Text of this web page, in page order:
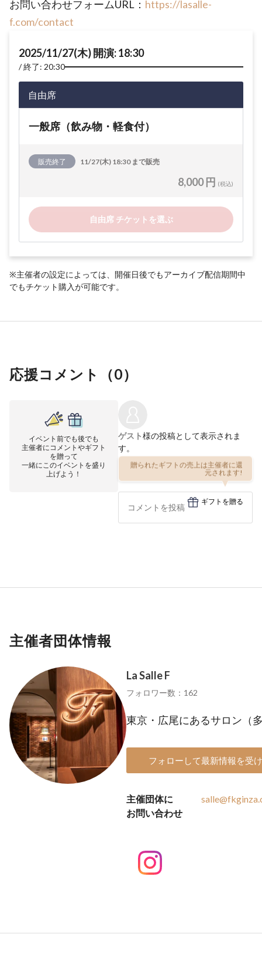
お問い合わせフォームURL： https://lasalle-
f.com/contact
2025/11/27(木) 開演: 18:30
終了: 20:30
自由席
一般席（飲み物・軽食付）
販売終了 11/27(木) 18:30 まで販売
8,000 円 (税込)
自由席 チケットを選ぶ
※主催者の設定によっては、開催日後でもアーカイブ配信期間中
でもチケット購入が可能です。
応援コメント（0）
イベント前でも後でも
主催者にコメントやギフト
を贈って
一緒にこのイベントを盛り
上げよう！
ゲスト様の投稿として表示されま
す。
贈られたギフトの売上は主催者に還
元されます!
ギフトを贈る
主催者団体情報
La Salle F
フォロワー数：162
東京・広尾にあるサロン（
フォローして最新情報を受
主催団体に
お問い合わせ